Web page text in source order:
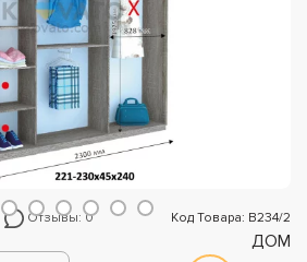
Отзывы: 0 Код Товара: В234/2
ДОМ